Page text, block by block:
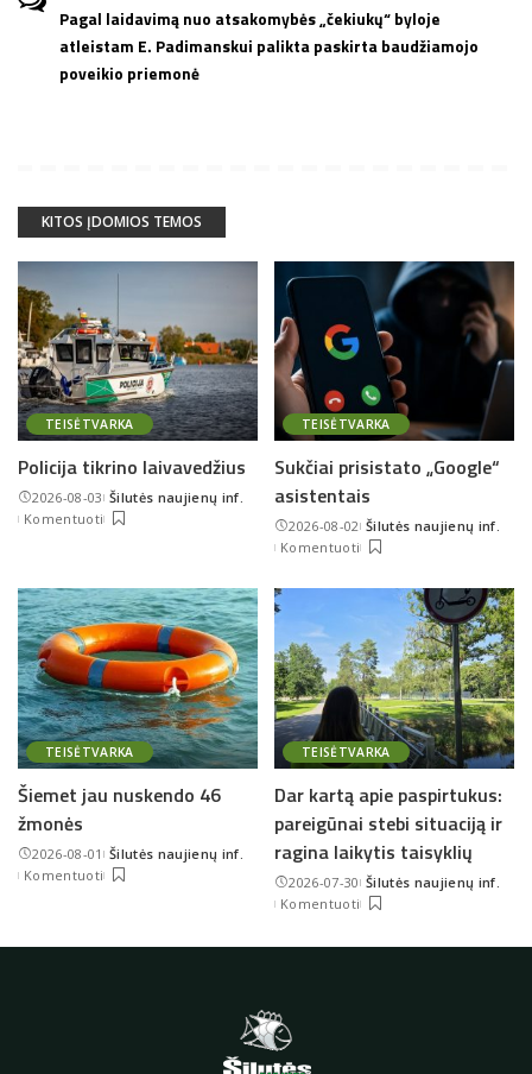
Pagal laidavimą nuo atsakomybės „čekiukų“ byloje
atleistam E. Padimanskui palikta paskirta baudžiamojo
poveikio priemonė
KITOS ĮDOMIOS TEMOS
TEISĖTVARKA
Policija tikrino laivavedžius
2026-08-03Posted
by
Šilutės naujienų inf.
Komentuoti
TEISĖTVARKA
Sukčiai prisistato „Google“
asistentais
2026-08-02Posted
by
Šilutės naujienų inf.
Komentuoti
TEISĖTVARKA
Šiemet jau nuskendo 46
žmonės
2026-08-01 Posted
by
Šilutės naujienų inf.
Komentuoti
TEISĖTVARKA
Dar kartą apie paspirtukus:
pareigūnai stebi situaciją ir
ragina laikytis taisyklių
2026-07-30Posted
by
Šilutės naujienų inf.
Komentuoti